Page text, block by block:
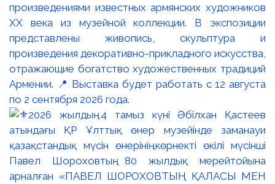
произведениями известных армянских художников
XX века из музейной коллекции. В экспозиции
представлены живопись, скульптура и
произведения декоративно-прикладного искусства,
отражающие богатство художественных традиций
Армении. 📍 Выставка будет работать с 12 августа
по 2 сентября 2026 года.